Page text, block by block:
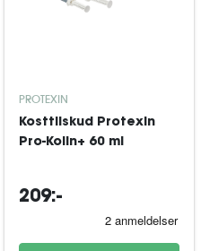
PROTEXIN
Kosttilskud Protexin
Pro-Kolin+ 60 ml
209:-